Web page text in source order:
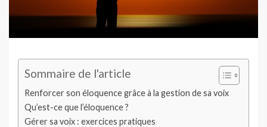
Sommaire de l'article
Renforcer son éloquence grâce à la gestion de sa voix
Qu’est-ce que l’éloquence ?
Gérer sa voix : exercices pratiques